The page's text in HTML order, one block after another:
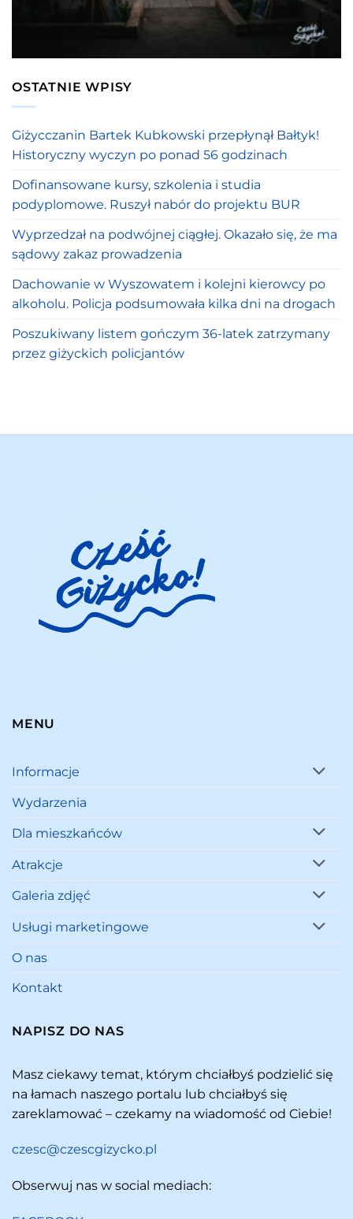
OSTATNIE WPISY
Giżycczanin Bartek Kubkowski przepłynął Bałtyk!
Historyczny wyczyn po ponad 56 godzinach
Dofinansowane kursy, szkolenia i studia
podyplomowe. Ruszył nabór do projektu BUR
Wyprzedzał na podwójnej ciągłej. Okazało się, że ma
sądowy zakaz prowadzenia
Dachowanie w Wyszowatem i kolejni kierowcy po
alkoholu. Policja podsumowała kilka dni na drogach
Poszukiwany listem gończym 36-latek zatrzymany
przez giżyckich policjantów
MENU
Informacje
Wydarzenia
Dla mieszkańców
Atrakcje
Galeria zdjęć
Usługi marketingowe
O nas
Kontakt
NAPISZ DO NAS
Masz ciekawy temat, którym chciałbyś podzielić się
na łamach naszego portalu lub chciałbyś się
zareklamować – czekamy na wiadomość od Ciebie!
czesc@czescgizycko.pl
Obserwuj nas w social mediach: